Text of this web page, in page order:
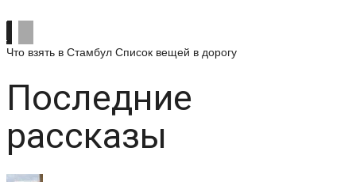
Что взять в Стамбул Список вещей в дорогу
Последние
рассказы